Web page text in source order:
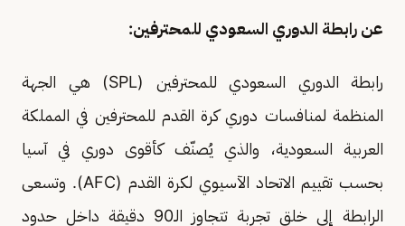
عن رابطة الدوري السعودي للمحترفين:
رابطة الدوري السعودي للمحترفين (SPL) هي الجهة
المنظمة لمنافسات دوري كرة القدم للمحترفين في المملكة
العربية السعودية، والذي يُصنّف كأقوى دوري في آسيا
بحسب تقييم الاتحاد الآسيوي لكرة القدم (AFC). وتسعى
الرابطة إلى خلق تجربة تتجاوز الـ90 دقيقة داخل حدود